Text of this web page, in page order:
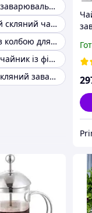
Скляний заварювальний чайник 200 мл
Стильний скляний чайник-заварник 800 мл
Чайник із колбою для заварювання
Скляний чайник із фільтром для заварювання чаю
Чайник скляний заварювальний із дерев'яною кришкою